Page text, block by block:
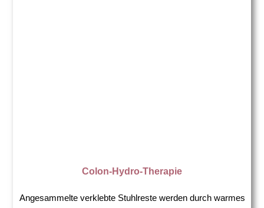
Colon-Hydro-Therapie
Angesammelte verklebte Stuhlreste werden durch warmes